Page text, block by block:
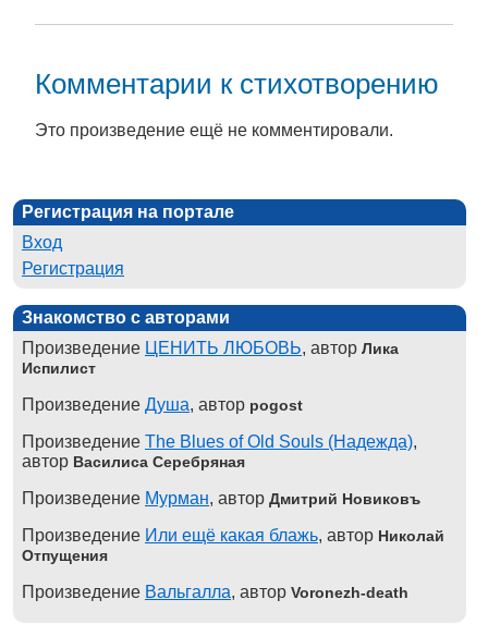
Комментарии к стихотворению
Это произведение ещё не комментировали.
Регистрация на портале
Вход
Регистрация
Знакомство с авторами
Произведение ЦЕНИТЬ ЛЮБОВЬ, автор Лика
Испилист
Произведение Душа, автор pogost
Произведение The Blues of Old Souls (Надежда),
автор Василиса Серебряная
Произведение Мурман, автор Дмитрий Новиковъ
Произведение Или ещё какая блажь, автор Николай
Отпущения
Произведение Вальгалла, автор Voronezh-death